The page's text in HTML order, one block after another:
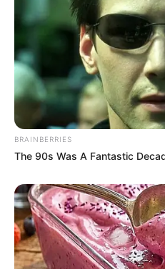
BRAINBERRIES
The 90s Was A Fantastic